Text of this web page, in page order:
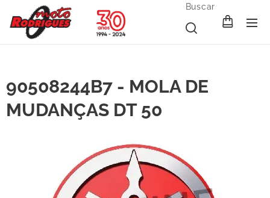
Buscar
90508244B7 - MOLA DE
MUDANÇAS DT 50